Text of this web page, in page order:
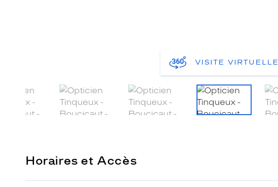
VISITE VIRTUELLE
Horaires et Accès